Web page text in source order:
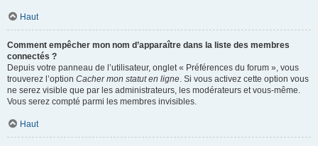
Haut
Comment empêcher mon nom d’apparaître dans la liste des membres
connectés ?
Depuis votre panneau de l’utilisateur, onglet « Préférences du forum », vous
trouverez l’option Cacher mon statut en ligne . Si vous activez cette option vous
ne serez visible que par les administrateurs, les modérateurs et vous-même.
Vous serez compté parmi les membres invisibles.
Haut